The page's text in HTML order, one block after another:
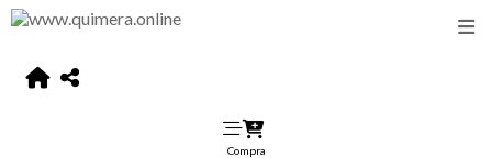
Compra